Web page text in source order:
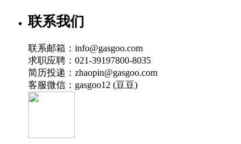
31:42
盖世直播君
2026-07-22 11:16
23:11
联系我们
联系邮箱：info@gasgoo.com
求职应聘：021-39197800-8035
简历投递：zhaopin@gasgoo.com
客服微信：gasgoo12 (豆豆)